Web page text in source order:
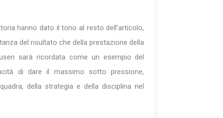
hanno dato il tono al resto dell’articolo,
del risultato che della prestazione della
sarà ricordata come un esempio del
di dare il massimo sotto pressione,
della strategia e della disciplina nel